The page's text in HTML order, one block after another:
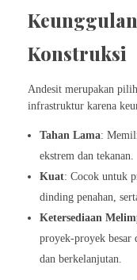
Konstruksi
Andesit merupakan
infrastruktur karena
Tahan Lama:
ekstrem dan tekanan.
Kuat: Cocok untuk
dinding penahan,
Ketersediaan
proyek-proyek besar
dan berkelanjutan.